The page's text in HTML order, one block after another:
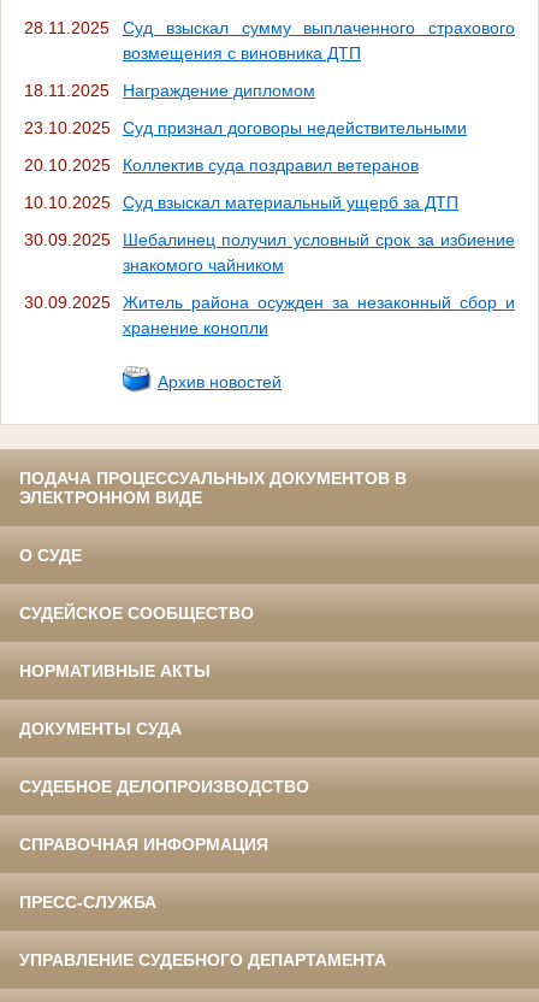
28.11.2025
Суд взыскал сумму выплаченного страхового
возмещения с виновника ДТП
18.11.2025
Награждение дипломом
23.10.2025
Суд признал договоры недействительными
20.10.2025
Коллектив суда поздравил ветеранов
10.10.2025
Суд взыскал материальный ущерб за ДТП
30.09.2025
Шебалинец получил условный срок за избиение
знакомого чайником
30.09.2025
Житель района осужден за незаконный сбор и
хранение конопли
Архив новостей
ПОДАЧА ПРОЦЕССУАЛЬНЫХ ДОКУМЕНТОВ В
ЭЛЕКТРОННОМ ВИДЕ
О СУДЕ
СУДЕЙСКОЕ СООБЩЕСТВО
НОРМАТИВНЫЕ АКТЫ
ДОКУМЕНТЫ СУДА
СУДЕБНОЕ ДЕЛОПРОИЗВОДСТВО
СПРАВОЧНАЯ ИНФОРМАЦИЯ
ПРЕСС-СЛУЖБА
УПРАВЛЕНИЕ СУДЕБНОГО ДЕПАРТАМЕНТА